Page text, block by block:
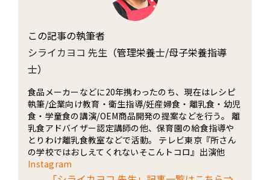
この記事の執筆者
シライカヨコ 先生 （管理栄養士/母子栄養指導
士）
食品メーカーなどに20年携わったのち、現在はレシピ
執筆/企業向け教育・衛生指導/妊産婦食・離乳食・幼児
食・学童食の講演/OEM商品開発の提案などを行う。 離
乳食アドバイザー認定講師の他、保育園の給食指導や
とりわけ離乳食教室などで活動。 テレビ東京『所さん
の学校ではおしえてくれないそこんトコロ』出演他
Instagram